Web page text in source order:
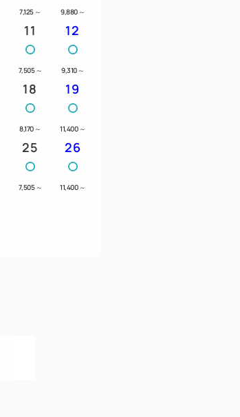
7,125 ～ 9,880 ～
11
7,505 ～
12
9,310 ～
18
8,170 ～
19
11,400 ～
25
7,505 ～
26
11,400 ～